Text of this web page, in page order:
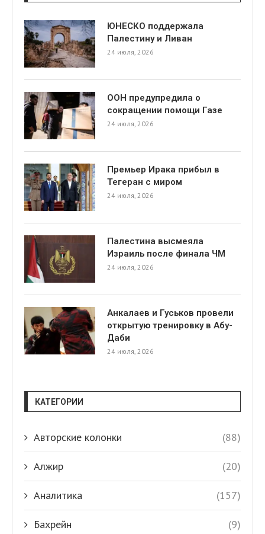
ЮНЕСКО поддержала
Палестину и Ливан
24 июля, 2026
ООН предупредила о
сокращении помощи Газе
24 июля, 2026
Премьер Ирака прибыл в
Тегеран с миром
24 июля, 2026
Палестина высмеяла
Израиль после финала ЧМ
24 июля, 2026
Анкалаев и Гуськов провели
открытую тренировку в Абу-
Даби
24 июля, 2026
КАТЕГОРИИ
Авторские колонки (88)
Алжир (20)
Аналитика (157)
Бахрейн (9)